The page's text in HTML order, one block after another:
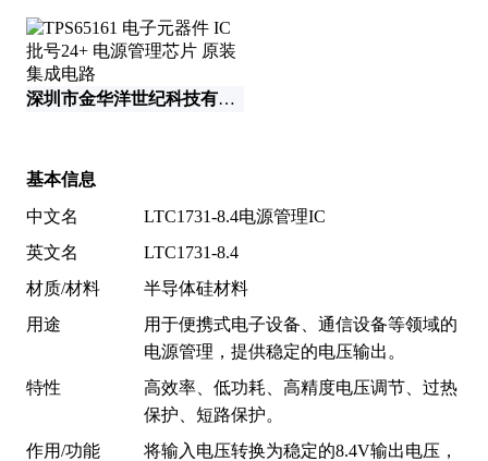
深圳市金华洋世纪科技有限公司
基本信息
中文名
LTC1731-8.4电源管理IC
英文名
LTC1731-8.4
材质/材料
半导体硅材料
用途
用于便携式电子设备、通信设备等领域的
电源管理，提供稳定的电压输出。
特性
高效率、低功耗、高精度电压调节、过热
保护、短路保护。
作用/功能
将输入电压转换为稳定的8.4V输出电压，